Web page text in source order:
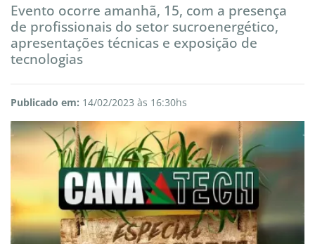
Evento ocorre amanhã, 15, com a presença
de profissionais do setor sucroenergético,
apresentações técnicas e exposição de
tecnologias
Publicado em: 14/02/2023 às 16:30hs